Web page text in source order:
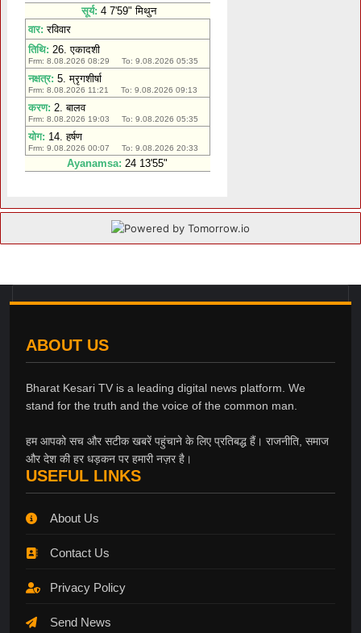
ABOUT US
Bharat Kesari TV is a leading digital news platform. We
stand for the truth and the voice of the common man.
हम आपको सच और सटीक खबरें पहुंचाने के लिए प्रतिबद्ध हैं। राजनीति, समाज
और देश की हर धड़कन पर हमारी नज़र है।
USEFUL LINKS
About Us
Contact Us
Privacy Policy
Send News